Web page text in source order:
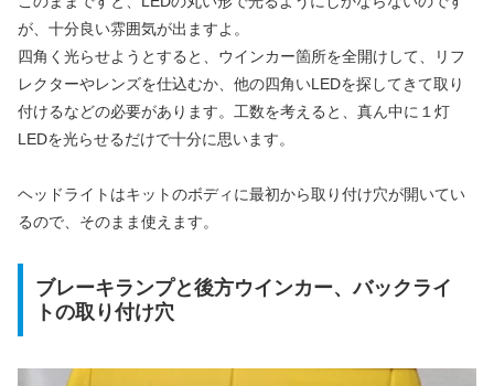
が、十分良い雰囲気が出ますよ。
四角く光らせようとすると、ウインカー箇所を全開けして、リフ
レクターやレンズを仕込むか、他の四角いLEDを探してきて取り
付けるなどの必要があります。工数を考えると、真ん中に１灯
LEDを光らせるだけで十分に思います。
ヘッドライトはキットのボディに最初から取り付け穴が開いてい
るので、そのまま使えます。
ブレーキランプと後方ウインカー、バックライ
トの取り付け穴